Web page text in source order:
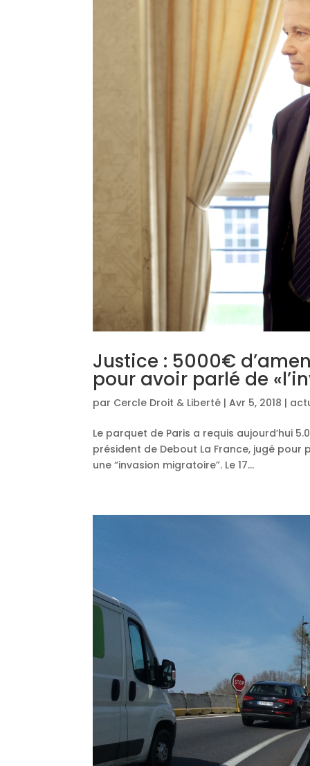
Justice : 5000€
pour avoir parlé de
par Cercle Droit & Liberté |Avr 5, 2018 |
Le parquet de Paris a requis aujourd’hui
président de Debout La France, jugé
une “invasion migratoire”. Le 17...